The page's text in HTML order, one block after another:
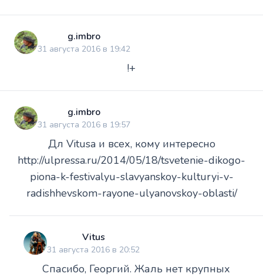
g.imbro
31 августа 2016 в 19:42
!+
g.imbro
31 августа 2016 в 19:57
Дл Vitusa и всех, кому интересно
http://ulpressa.ru/2014/05/18/tsvetenie-dikogo-
piona-k-festivalyu-slavyanskoy-kulturyi-v-
radishhevskom-rayone-ulyanovskoy-oblasti/
Vitus
31 августа 2016 в 20:52
Спасибо, Георгий. Жаль нет крупных